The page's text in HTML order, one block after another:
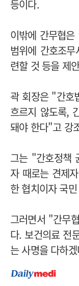
등이다.
이밖에 간무협
범위에 간호조
련할 것 등을 제
곽 회장은 "간호
흐르지 않도록,
돼야 한다"고 강
그는 "간호정책
자 때로는 견제
한 협치이자 국
그러면서 "간무
다. 보건의료 전
는 사명을 다하